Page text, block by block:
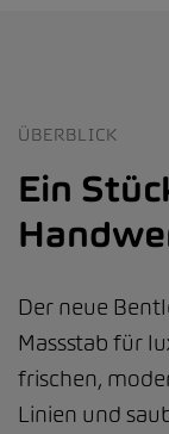
ÜBERBLICK
Ein
Der neue
Massstab für
frischen,
Linien und